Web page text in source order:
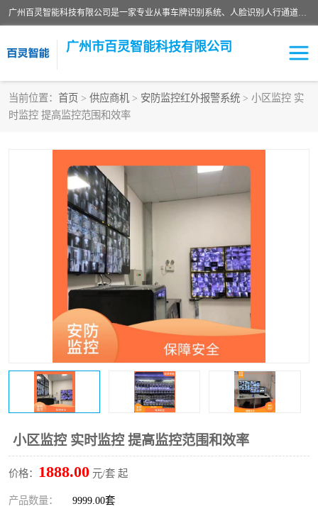
广州百灵智能科技有限公司是一家专业从事车牌识别系统、人脸识别人行通道、安防监控交通设施、停车场智能管理系统、停车场云平台、车牌识别一体机、自动道闸、通道设备、交通设施及交通划线等产品研发、生产和销售的高新技术企业。
广州市百灵智能科技有限公司
当前位置： 首页 > 供应商机 > 安防监控红外报警系统 > 小区监控 实
时监控 提高监控范围和效率
小区监控 实时监控 提高监控范围和效率
价格： 1888.00 元/套 起
产品数量： 9999.00套
安防监控红外报警系统